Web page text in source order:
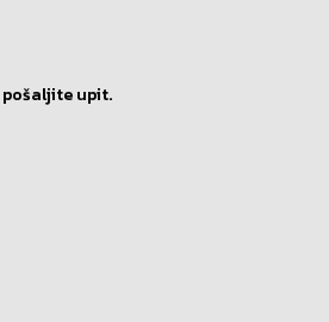
pošaljite upit.